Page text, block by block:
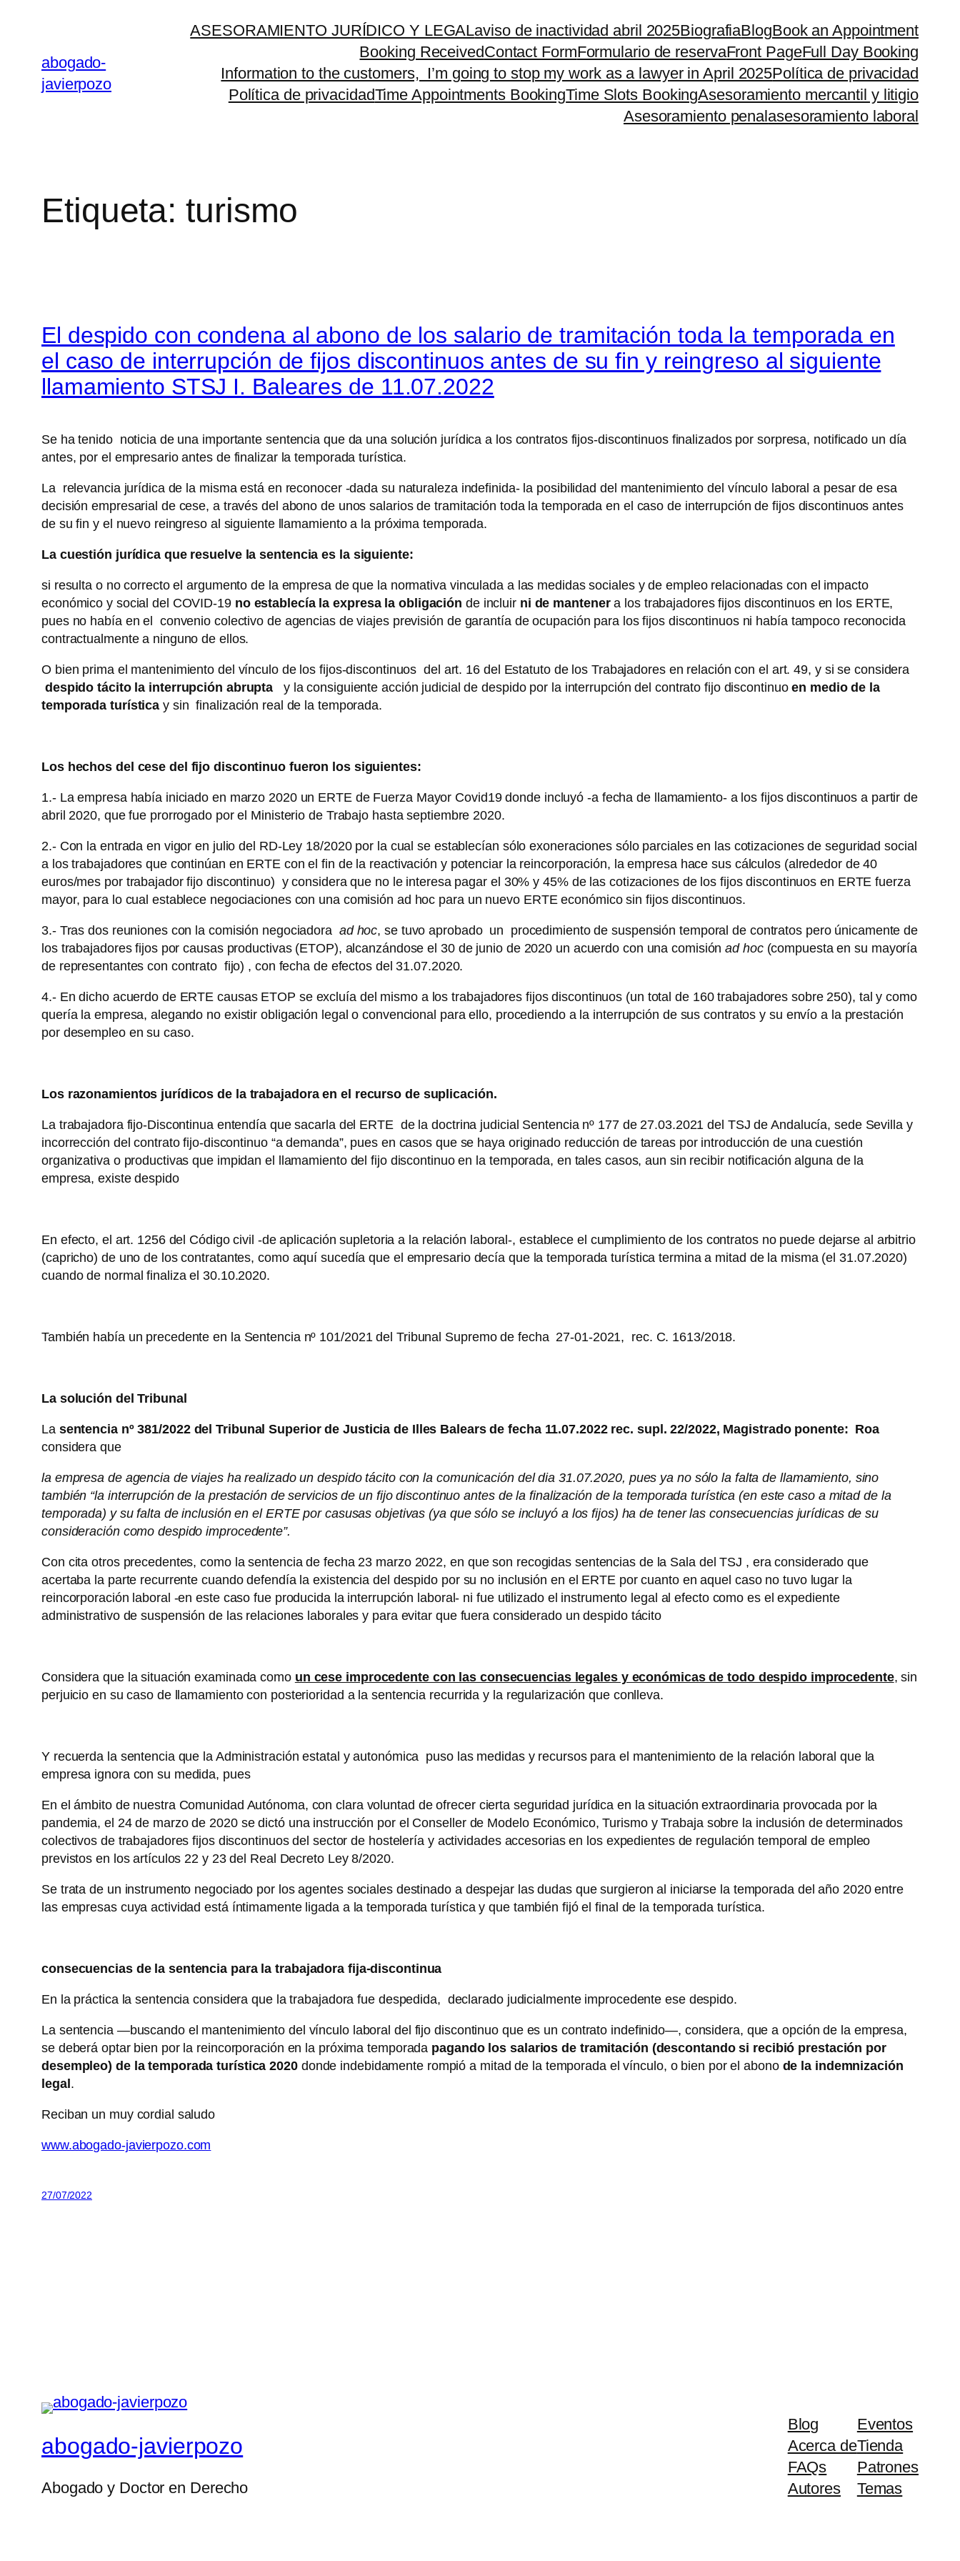
contenidoabogado-
javierpozo
ASESORAMIENTO JURÍDICO Y LEGALaviso de inactividad abril 2025BiografiaBlogBook an Appointment
Booking ReceivedContact FormFormulario de reservaFront PageFull Day Booking
Information to the customers, I’m going to stop my work as a lawyer in April 2025Política de privacidad
Política de privacidadTime Appointments BookingTime Slots BookingAsesoramiento mercantil y litigio
Asesoramiento penalasesoramiento laboral
Etiqueta: turismo
El despido con condena al abono de los salario de tramitación toda la temporada en
el caso de interrupción de fijos discontinuos antes de su fin y reingreso al siguiente
llamamiento STSJ I. Baleares de 11.07.2022
Se ha tenido noticia de una importante sentencia que da una solución jurídica a los contratos fijos-discontinuos finalizados por sorpresa, notificado un día
antes, por el empresario antes de finalizar la temporada turística.
La relevancia jurídica de la misma está en reconocer -dada su naturaleza indefinida- la posibilidad del mantenimiento del vínculo laboral a pesar de esa
decisión empresarial de cese, a través del abono de unos salarios de tramitación toda la temporada en el caso de interrupción de fijos discontinuos antes
de su fin y el nuevo reingreso al siguiente llamamiento a la próxima temporada.
La cuestión jurídica que resuelve la sentencia es la siguiente:
si resulta o no correcto el argumento de la empresa de que la normativa vinculada a las medidas sociales y de empleo relacionadas con el impacto
económico y social del COVID-19 no establecía la expresa la obligación de incluir ni de mantenera los trabajadores fijos discontinuos en los ERTE,
pues no había en el convenio colectivo de agencias de viajes previsión de garantía de ocupación para los fijos discontinuos ni había tampoco reconocida
contractualmente a ninguno de ellos.
O bien prima el mantenimiento del vínculo de los fijos-discontinuos del art. 16 del Estatuto de los Trabajadores en relación con el art. 49, y si se considera
despido tácito la interrupción abrupta
y la consiguiente acción judicial de despido por la interrupción del contrato fijo discontinuoen medio de la
temporada turística y sin finalización real de la temporada.
Los hechos del cese del fijo discontinuo fueron los siguientes:
1.- La empresa había iniciado en marzo 2020 un ERTE de Fuerza Mayor Covid19 donde incluyó -a fecha de llamamiento- a los fijos discontinuos a partir de
abril 2020, que fue prorrogado por el Ministerio de Trabajo hasta septiembre 2020.
2.- Con la entrada en vigor en julio del RD-Ley 18/2020 por la cual se establecían sólo exoneraciones sólo parciales en las cotizaciones de seguridad social
a los trabajadores que continúan en ERTE con el fin de la reactivación y potenciar la reincorporación, la empresa hace sus cálculos (alrededor de 40
euros/mes por trabajador fijo discontinuo) y considera que no le interesa pagar el 30% y 45% de las cotizaciones de los fijos discontinuos en ERTE fuerza
mayor, para lo cual establece negociaciones con una comisión ad hoc para un nuevo ERTE económico sin fijos discontinuos.
3.- Tras dos reuniones con la comisión negociadora ad hoc, se tuvo aprobado un procedimiento de suspensión temporal de contratos pero únicamente de
los trabajadores fijos por causas productivas (ETOP), alcanzándose el 30 de junio de 2020 un acuerdo con una comisiónad hoc(compuesta en su mayoría
de representantes con contrato fijo) , con fecha de efectos del 31.07.2020.
4.- En dicho acuerdo de ERTE causas ETOP se excluía del mismo a los trabajadores fijos discontinuos (un total de 160 trabajadores sobre 250), tal y como
quería la empresa, alegando no existir obligación legal o convencional para ello, procediendo a la interrupción de sus contratos y su envío a la prestación
por desempleo en su caso.
Los razonamientos jurídicos de la trabajadora en el recurso de suplicación.
La trabajadora fijo-Discontinua entendía que sacarla del ERTE de la doctrina judicial Sentencia nº 177 de 27.03.2021 del TSJ de Andalucía, sede Sevilla y
incorrección del contrato fijo-discontinuo “a demanda”, pues en casos que se haya originado reducción de tareas por introducción de una cuestión
organizativa o productivas que impidan el llamamiento del fijo discontinuo en la temporada, en tales casos, aun sin recibir notificación alguna de la
empresa, existe despido
En efecto, el art. 1256 del Código civil -de aplicación supletoria a la relación laboral-, establece el cumplimiento de los contratos no puede dejarse al arbitrio
(capricho) de uno de los contratantes, como aquí sucedía que el empresario decía que la temporada turística termina a mitad de la misma (el 31.07.2020)
cuando de normal finaliza el 30.10.2020.
También había un precedente en la Sentencia nº 101/2021 del Tribunal Supremo de fecha 27-01-2021, rec. C. 1613/2018.
La solución del Tribunal
La sentencia nº 381/2022 del Tribunal Superior de Justicia de Illes Balears de fecha 11.07.2022 rec. supl. 22/2022, Magistrado ponente: Roa
considera que
la empresa de agencia de viajes ha realizado un despido tácito con la comunicación del dia 31.07.2020, pues ya no sólo la falta de llamamiento, sino
también “la interrupción de la prestación de servicios de un fijo discontinuo antes de la finalización de la temporada turística (en este caso a mitad de la
temporada) y su falta de inclusión en el ERTE por casusas objetivas (ya que sólo se incluyó a los fijos) ha de tener las consecuencias jurídicas de su
consideración como despido improcedente”.
Con cita otros precedentes, como la sentencia de fecha 23 marzo 2022, en que son recogidas sentencias de la Sala del TSJ , era considerado que
acertaba la parte recurrente cuando defendía la existencia del despido por su no inclusión en el ERTE por cuanto en aquel caso no tuvo lugar la
reincorporación laboral -en este caso fue producida la interrupción laboral- ni fue utilizado el instrumento legal al efecto como es el expediente
administrativo de suspensión de las relaciones laborales y para evitar que fuera considerado un despido tácito
Considera que la situación examinada como un cese improcedente con las consecuencias legales y económicas de todo despido improcedente, sin
perjuicio en su caso de llamamiento con posterioridad a la sentencia recurrida y la regularización que conlleva.
Y recuerda la sentencia que la Administración estatal y autonómica puso las medidas y recursos para el mantenimiento de la relación laboral que la
empresa ignora con su medida, pues
En el ámbito de nuestra Comunidad Autónoma, con clara voluntad de ofrecer cierta seguridad jurídica en la situación extraordinaria provocada por la
pandemia, el 24 de marzo de 2020 se dictó una instrucción por el Conseller de Modelo Económico, Turismo y Trabaja sobre la inclusión de determinados
colectivos de trabajadores fijos discontinuos del sector de hostelería y actividades accesorias en los expedientes de regulación temporal de empleo
previstos en los artículos 22 y 23 del Real Decreto Ley 8/2020.
Se trata de un instrumento negociado por los agentes sociales destinado a despejar las dudas que surgieron al iniciarse la temporada del año 2020 entre
las empresas cuya actividad está íntimamente ligada a la temporada turística y que también fijó el final de la temporada turística.
consecuencias de la sentencia para la trabajadora fija-discontinua
En la práctica la sentencia considera que la trabajadora fue despedida, declarado judicialmente improcedente ese despido.
La sentencia —buscando el mantenimiento del vínculo laboral del fijo discontinuo que es un contrato indefinido—, considera, que a opción de la empresa,
se deberá optar bien por la reincorporación en la próxima temporada pagando los salarios de tramitación (descontando si recibió prestación por
desempleo) de la temporada turística 2020donde indebidamente rompió a mitad de la temporada el vínculo, o bien por el abono de la indemnización
legal .
Reciban un muy cordial saludo
www.abogado-javierpozo.com
27/07/2022
abogado-javierpozo
Abogado y Doctor en Derecho
Blog
Acerca de
FAQs
Autores
Eventos
Tienda
Patrones
Temas